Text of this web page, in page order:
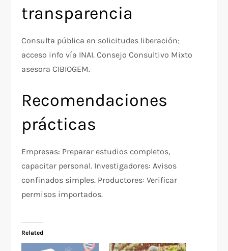
transparencia
Consulta pública en solicitudes liberación;
acceso info vía INAI. Consejo Consultivo Mixto
asesora CIBIOGEM.​
Recomendaciones
prácticas
Empresas: Preparar estudios completos,
capacitar personal. Investigadores: Avisos
confinados simples. Productores: Verificar
permisos importados.​
Related